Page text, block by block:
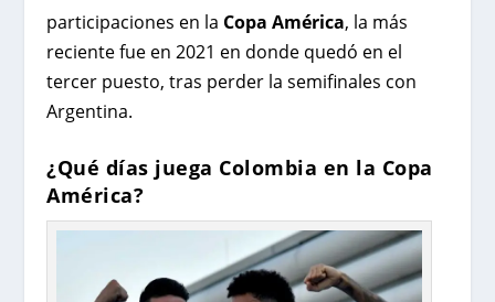
participaciones en la Copa América, la más
reciente fue en 2021 en donde quedó en el
tercer puesto, tras perder la semifinales con
Argentina.
¿Qué días juega Colombia en la Copa
América?